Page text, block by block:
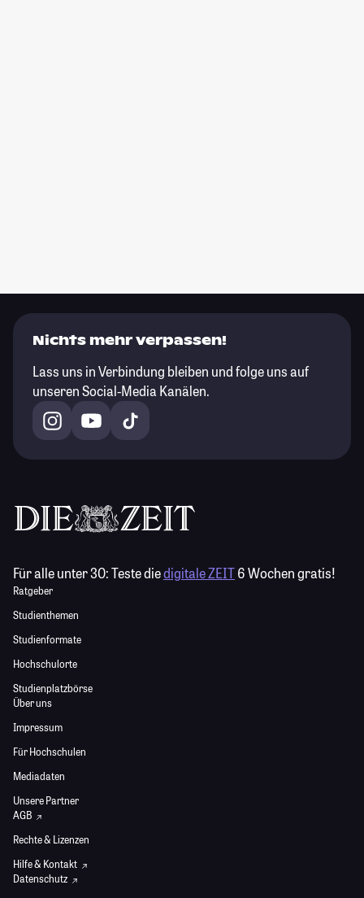
Nichts mehr verpassen!
Lass uns in Verbindung bleiben und folge uns auf
unseren Social-Media Kanälen.
Für alle unter 30:Teste diedigitale ZEIT6 Wochen gratis!
Ratgeber
Studienthemen
Studienformate
Hochschulorte
Studienplatzbörse
Über uns
Impressum
Für Hochschulen
Mediadaten
Unsere Partner
AGB
Rechte & Lizenzen
Hilfe & Kontakt
Datenschutz